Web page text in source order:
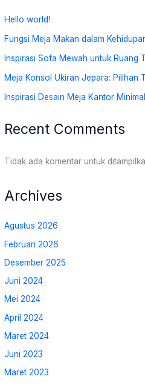
Hello world!
Fungsi Meja Makan dalam
Inspirasi Sofa Mewah untuk Ruang
Meja Konsol Ukiran Jepara: Pilihan
Inspirasi Desain Meja Kantor
Recent Comments
Tidak ada komentar untuk
Archives
Agustus 2026
Februari 2026
Desember 2025
Juni 2024
Mei 2024
April 2024
Maret 2024
Juni 2023
Maret 2023